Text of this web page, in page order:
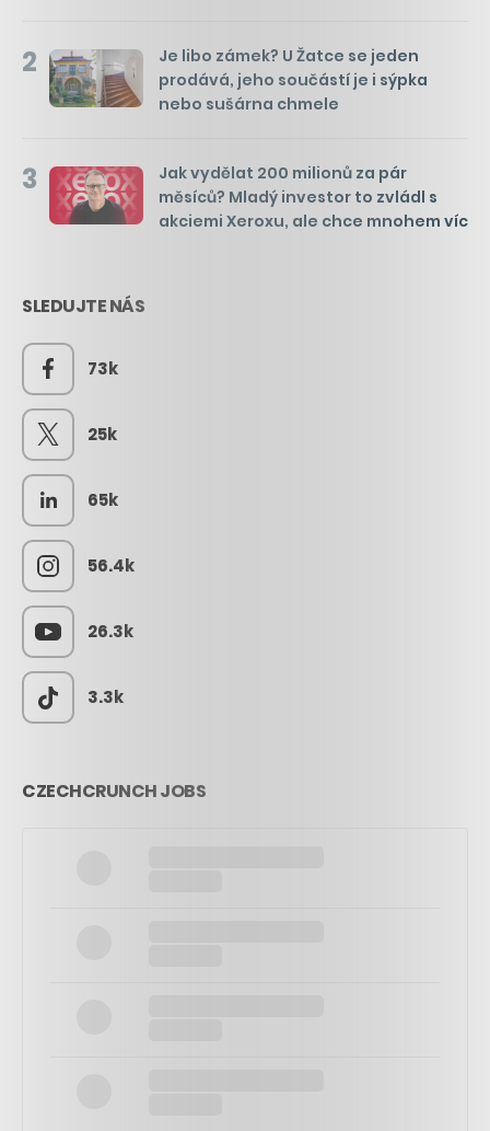
2
Je libo zámek? U Žatce se jeden
prodává, jeho součástí je i sýpka
nebo sušárna chmele
3
Jak vydělat 200 milionů za pár
měsíců? Mladý investor to zvládl s
akciemi Xeroxu, ale chce mnohem víc
SLEDUJTE NÁS
73k
25k
65k
56.4k
26.3k
3.3k
CZECHCRUNCH JOBS